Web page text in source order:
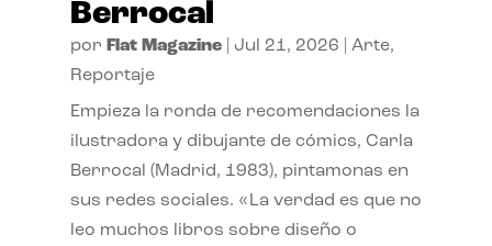
Berrocal
por Flat Magazine| Jul 21, 2026 Arte,
Reportaje
Empieza la ronda de recomendaciones la
ilustradora y dibujante de cómics, Carla
Berrocal (Madrid, 1983), pintamonas en
sus redes sociales. «La verdad es que no
leo muchos libros sobre diseño o